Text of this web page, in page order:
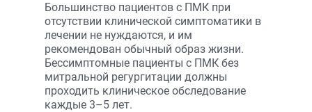
Большинство пациентов с ПМК при
отсутствии клинической симптоматики в
лечении не нуждаются, и им
рекомендован обычный образ жизни.
Бессимптомные пациенты с ПМК без
митральной регургитации должны
проходить клиническое обследование
каждые 3–5 лет.